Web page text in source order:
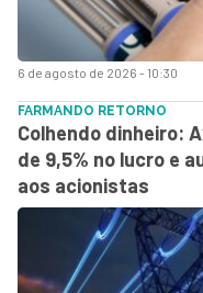
6 de agosto de 2026 - 10:30
FARMANDO RETORNO
Colhendo dinheiro:
de 9,5% no lucro e
aos acionistas